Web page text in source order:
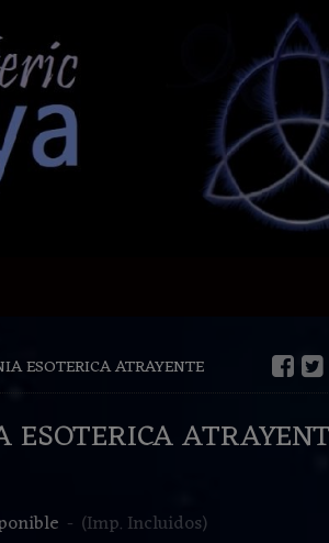
ESOTERICA ATRAYENTE
ESOTERICA
- (Imp. Incluidos)